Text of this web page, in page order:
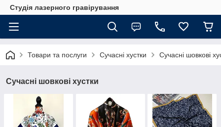
Студія лазерного гравірування
Товари та послуги Сучасні хустки Сучасні шовкові
Сучасні шовкові хустки